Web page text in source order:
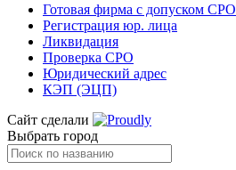
Готовая фирма с допуском СРО
Регистрация юр. лица
Ликвидация
Проверка СРО
Юридический адрес
КЭП (ЭЦП)
Сайт сделали
Выбрать город